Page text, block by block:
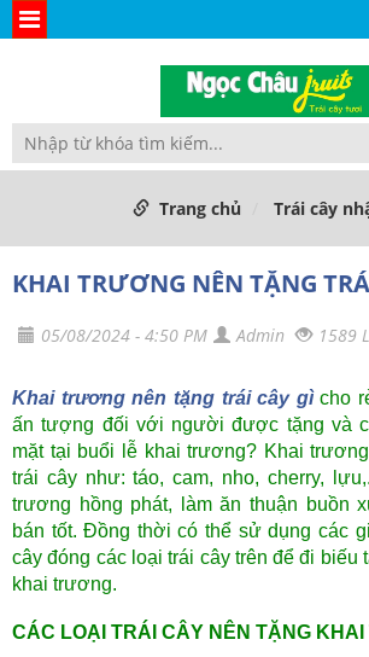
Trang chủ Trái cây
KHAI TRƯƠNG NÊN TẶNG
05/08/2024 - 4:50 PM Admin 1589
Khai trương nên tặng trái cây gìcho
ấn tượng đối với người được tặng và
mặt tại buổi lễ khai trương? Khai
trái cây như: táo, cam, nho, cherry,
trương hồng phát, làm ăn thuận buồn
bán tốt. Đồng thời có thể sử dụng các
cây đóng các loại trái cây trên để đi biếu
khai trương.
CÁC LOẠI TRÁI CÂY NÊN TẶNG